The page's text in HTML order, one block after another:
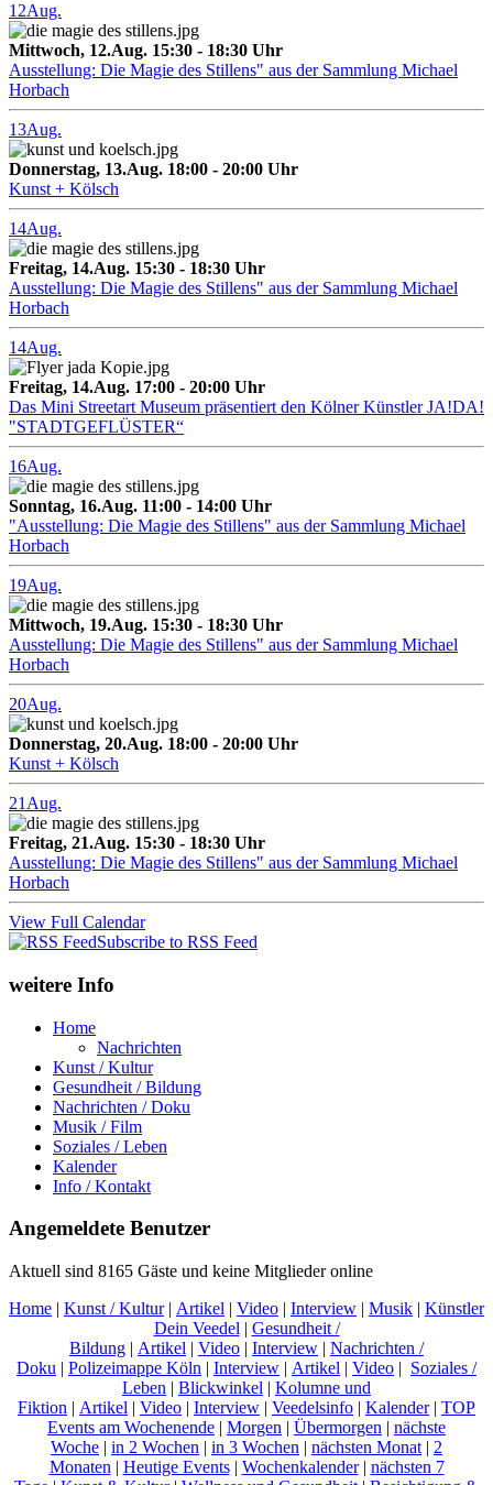
12Aug.
Mittwoch, 12.Aug. 15:30 - 18:30 Uhr
Ausstellung: Die Magie des Stillens" aus der Sammlung Michael
Horbach
13Aug.
Donnerstag, 13.Aug. 18:00 - 20:00 Uhr
Kunst + Kölsch
14Aug.
Freitag, 14.Aug. 15:30 - 18:30 Uhr
Ausstellung: Die Magie des Stillens" aus der Sammlung Michael
Horbach
14Aug.
Freitag, 14.Aug. 17:00 - 20:00 Uhr
Das Mini Streetart Museum präsentiert den Kölner Künstler JA!DA!
"STADTGEFLÜSTER“
16Aug.
Sonntag, 16.Aug. 11:00 - 14:00 Uhr
"Ausstellung: Die Magie des Stillens" aus der Sammlung Michael
Horbach
19Aug.
Mittwoch, 19.Aug. 15:30 - 18:30 Uhr
Ausstellung: Die Magie des Stillens" aus der Sammlung Michael
Horbach
20Aug.
Donnerstag, 20.Aug. 18:00 - 20:00 Uhr
Kunst + Kölsch
21 Aug.
Freitag, 21.Aug. 15:30 - 18:30 Uhr
Ausstellung: Die Magie des Stillens" aus der Sammlung Michael
Horbach
View Full Calendar
Subscribe to RSS Feed
weitere Info
Home
Nachrichten
Kunst / Kultur
Gesundheit / Bildung
Nachrichten / Doku
Musik / Film
Soziales / Leben
Kalender
Info / Kontakt
Angemeldete Benutzer
Aktuell sind 8165 Gäste und keine Mitglieder online
Home | Kunst / Kultur| Artikel | Video | Interview | Musik | Künstler
Dein Veedel | Gesundheit /
Bildung | Artikel | Video | Interview | Nachrichten /
Doku | Polizeimappe Köln | Interview | Artikel | Video | Soziales /
Leben | Blickwinkel | Kolumne und
Fiktion | Artikel | Video | Interview | Veedelsinfo | Kalender| TOP
Events am Wochenende | Morgen | Übermorgen | nächste
Woche | in 2 Wochen | in 3 Wochen | nächsten Monat | 2
Monaten | Heutige Events| Wochenkalender| nächsten 7